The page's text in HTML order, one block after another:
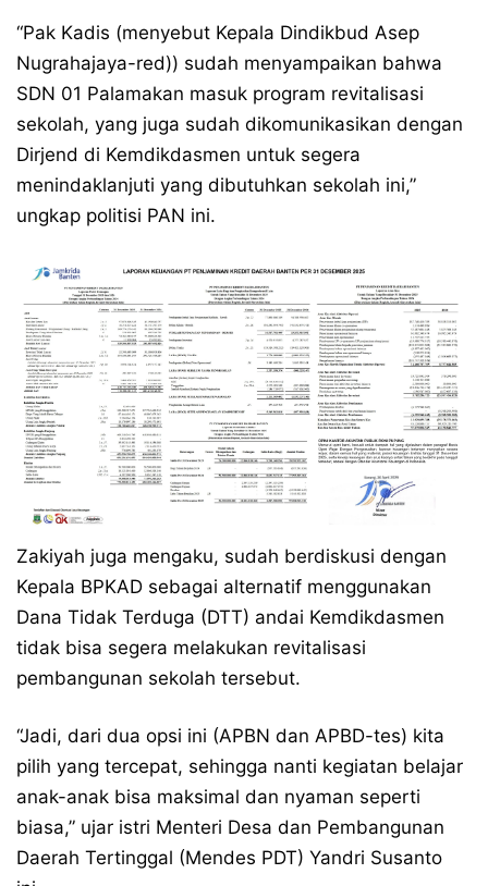
“Pak Kadis (menyebut Kepala Dindikbud Asep
Nugrahajaya-red)) sudah menyampaikan bahwa
SDN 01 Palamakan masuk program revitalisasi
sekolah, yang juga sudah dikomunikasikan dengan
Dirjend di Kemdikdasmen untuk segera
menindaklanjuti yang dibutuhkan sekolah ini,”
ungkap politisi PAN ini.
Zakiyah juga mengaku, sudah berdiskusi dengan
Kepala BPKAD sebagai alternatif menggunakan
Dana Tidak Terduga (DTT) andai Kemdikdasmen
tidak bisa segera melakukan revitalisasi
pembangunan sekolah tersebut.
“Jadi, dari dua opsi ini (APBN dan APBD-tes) kita
pilih yang tercepat, sehingga nanti kegiatan belajar
anak-anak bisa maksimal dan nyaman seperti
biasa,” ujar istri Menteri Desa dan Pembangunan
Daerah Tertinggal (Mendes PDT) Yandri Susanto